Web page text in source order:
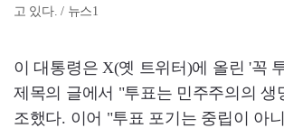
고 있다. / 뉴스1
이 대통령은 X(옛 트위터)에 올린 '꼭
제목의 글에서 "투표는 민주주의의 생
조했다. 이어 "투표 포기는 중립이 아